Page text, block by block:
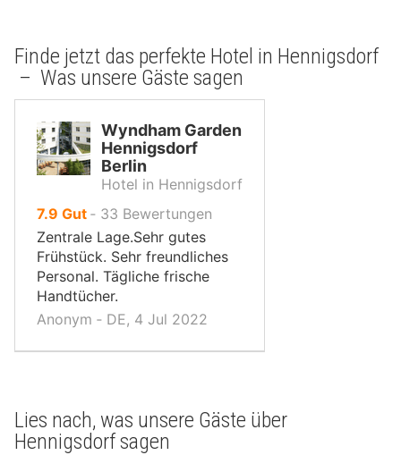
Finde jetzt das perfekte Hotel in Hennigsdorf
– Was unsere Gäste sagen
Wyndham Garden
Hennigsdorf
Berlin
Hotel in Hennigsdorf
7.9 von
10,
Gut ‐ 33 Bewertungen
Zentrale Lage.Sehr gutes
Frühstück. Sehr freundliches
Personal. Tägliche frische
Handtücher.
Anonym ‐ DE, 4 Jul 2022
Lies nach, was unsere Gäste über
Hennigsdorf sagen